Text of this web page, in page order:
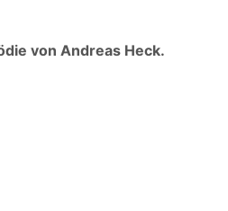
von Andreas Heck.